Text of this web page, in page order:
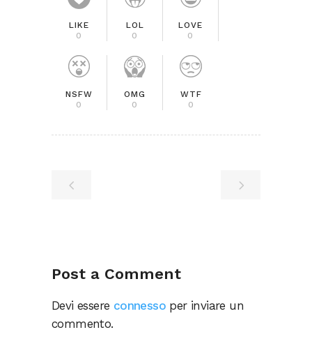
LIKE
0
LOL
0
LOVE
0
NSFW
0
OMG
0
WTF
0
Post a Comment
Devi essere connesso per inviare un
commento.